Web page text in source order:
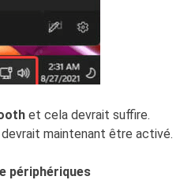
et cela devrait suffire.
maintenant être activé.
périphériques